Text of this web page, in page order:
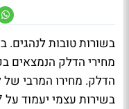
בשורות טובות לנהגים.
מחירי הדלק הנמצאים